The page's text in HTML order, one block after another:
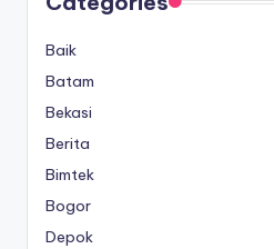
Baik
Batam
Bekasi
Berita
Bimtek
Bogor
Depok